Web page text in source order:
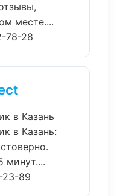
месте....
78-28
в Казань
в Казань:
минут....
89